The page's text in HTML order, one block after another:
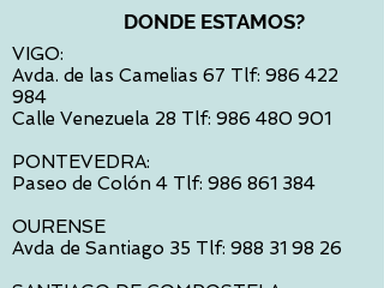
DONDE ESTAMOS?
VIGO:
Avda. de las Camelias 67 Tlf: 986 422
984
Calle Venezuela 28 Tlf: 986 480 901
PONTEVEDRA:
Paseo de Colón 4 Tlf: 986 861 384
OURENSE
Avda de Santiago 35 Tlf: 988 31 98 26